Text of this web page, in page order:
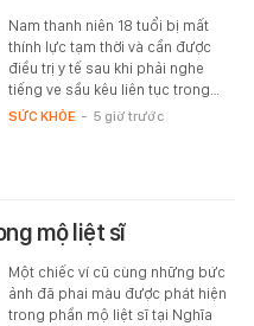
Nam thanh niên 18 tuổi bị mất
thính lực tạm thời và cần được
điều trị y tế sau khi phải nghe
tiếng ve sầu kêu liên tục trong…
SỨC KHỎE - 5 giờ trước
mộ liệt sĩ
Một chiếc ví cũ cùng những bức
ảnh đã phai màu được phát hiện
trong phần mộ liệt sĩ tại Nghĩa